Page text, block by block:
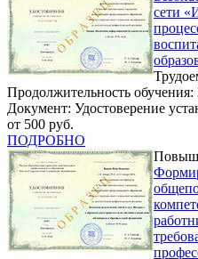
сети
Продолжительность обучения:
Документ: Удостоверение
от 500 руб.
ПОДРОБНО